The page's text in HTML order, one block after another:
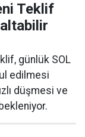
Teklif
günlük SOL
edilmesi
düşmesi ve